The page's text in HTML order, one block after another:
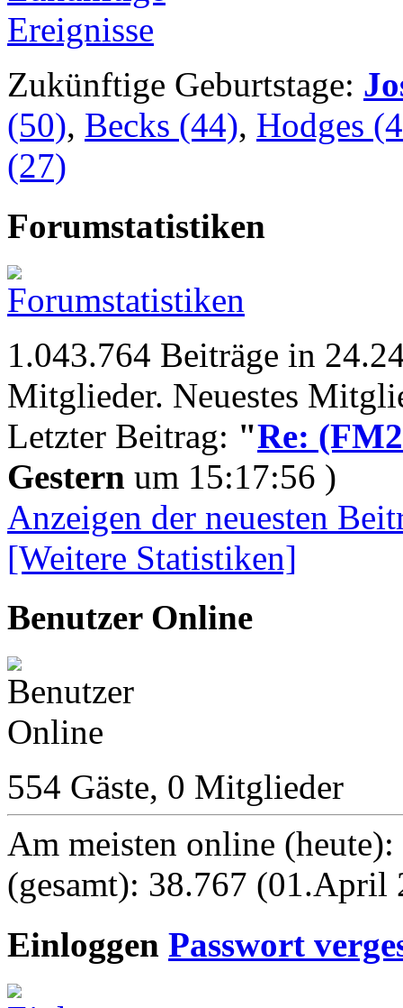
Zukünftige Geburtstage:
(50), Becks (44), Hodges
(27)
Forumstatistiken
1.043.764 Beiträge in
Mitglieder. Neuestes
Letzter Beitrag: "Re:
Gestern um 15:17:56 )
Anzeigen der neuesten
[Weitere Statistiken]
Benutzer Online
554 Gäste, 0 Mitglieder
Am meisten online (heute):
(gesamt): 38.767 (01.April
Einloggen Passwort